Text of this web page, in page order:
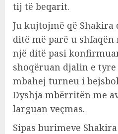
tij të beqarit.
Ju kujtojmë që Shakira
ditë më parë u shfaqën
një ditë pasi
shoqëruan djalin e
mbahej turneu i
Dyshja mbërritën me
larguan veçmas.
Sipas burimeve